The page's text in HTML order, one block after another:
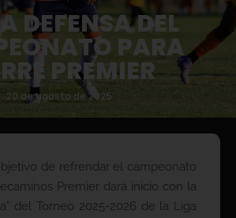
DEFENSA DEL
PARA
PREMIER
20 de agosto de 2025
de refrendar el campeonato
Premier dará inicio con la
del Torneo 2025-2026 de la Liga